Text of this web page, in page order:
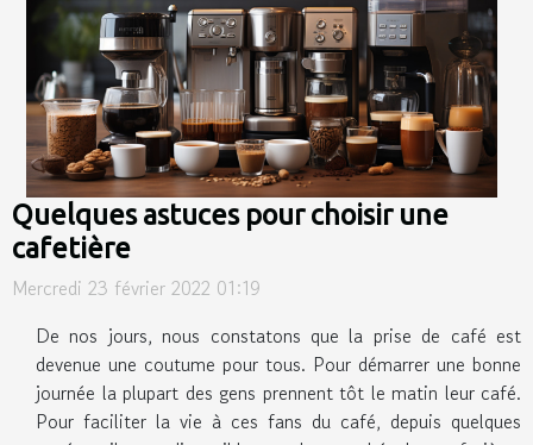
Quelques astuces pour choisir une
cafetière
Mercredi 23 février 2022 01:19
De nos jours, nous constatons que la prise de café est
devenue une coutume pour tous. Pour démarrer une bonne
journée la plupart des gens prennent tôt le matin leur café.
Pour faciliter la vie à ces fans du café, depuis quelques